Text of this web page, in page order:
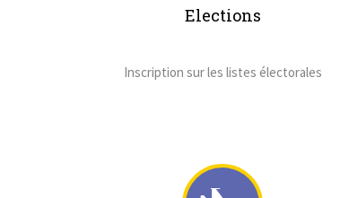
Elections
Inscription sur les listes électorales